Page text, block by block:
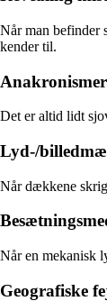
Når man befinder
kender til.
Anakronismer
Det er altid lidt
Lyd-/
Når dækkene
Når en mekanisk
Geografiske